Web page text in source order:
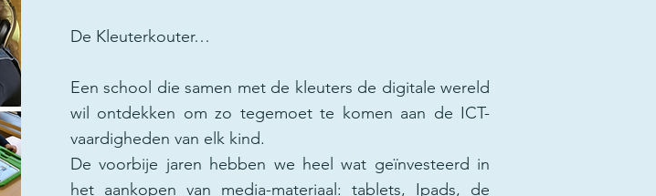
De Kleuterkouter…
Een school die samen met de kleuters de digitale wereld
wil ontdekken om zo tegemoet te komen aan de ICT-
vaardigheden van elk kind.
De voorbije jaren hebben we heel wat geïnvesteerd in
het aankopen van media-materiaal: tablets, Ipads, de